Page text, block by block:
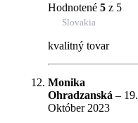
Hodnotené 5 z 5
Slovakia
kvalitný tovar
Monika
Ohradzanská – 19.
Október 2023